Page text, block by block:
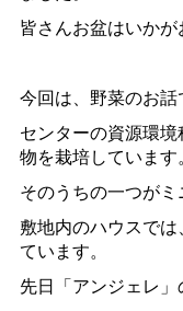
皆さんお盆はいかが
今回は、野菜のお話
センターの資源環
物を栽培しています。
そのうちの一つがミ
敷地内のハウスで
ています。
先日「アンジェレ」